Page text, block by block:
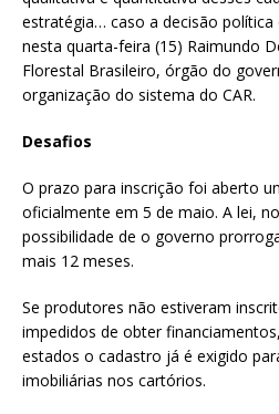
estratégia… caso a decisão política
nesta quarta-feira (15) Raimundo
Florestal Brasileiro, órgão do
organização do sistema do CAR.
Desafios
O prazo para inscrição foi aberto
oficialmente em 5 de maio. A lei,
possibilidade de o governo
mais 12 meses.
Se produtores não estiveram
impedidos de obter
estados o cadastro já é exigido
imobiliárias nos cartórios.